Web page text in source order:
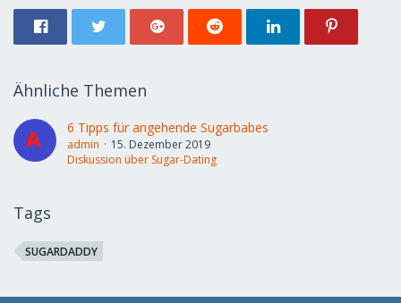
Ähnliche Themen
6 Tipps für angehende Sugarbabes
admin
15. Dezember 2019
Diskussion über Sugar-Dating
Tags
SUGARDADDY